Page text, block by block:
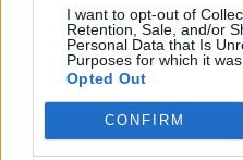
I want to opt-out of
Retention, Sale, and/or
Personal Data that Is
Purposes for which it was
Opted Out
CONFIRM
MÁR ELŐFIZETŐNK